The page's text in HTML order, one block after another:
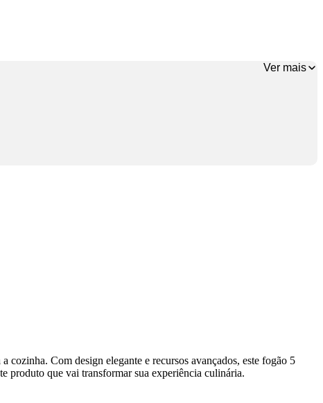
Ver mais
cozinha. Com design elegante e recursos avançados, este fogão 5
produto que vai transformar sua experiência culinária.